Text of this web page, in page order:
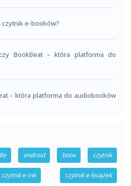
czytnik e-booków?
BookBeat – która platforma do
– która platforma do audiobooków
android boox czytnik
czytnik e-ink czytnik e-książek